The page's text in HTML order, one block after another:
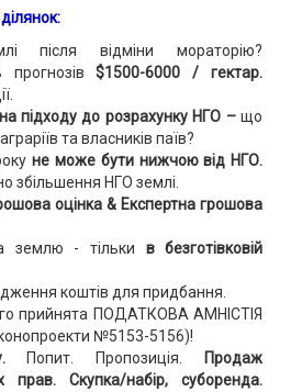
після відміни мораторію?
прогнозів$1500-6000 / гектар.
підходу до розрахунку НГО –що
та власників паїв?
не може бути нижчою від НГО.
збільшення НГО землі.
оцінка & Експертна грошова
землю - тільки в безготівковій
коштів для придбання.
прийнята ПОДАТКОВА АМНІСТІЯ
№5153-5156)!
Попит. Пропозиція.
Продаж
прав. Скупка/набір, суборенда.